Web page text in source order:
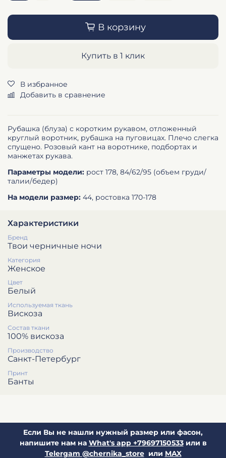
В корзину
Купить в 1 клик
В избранное
Добавить в сравнение
Рубашка (блуза) с коротким рукавом, отложенный
круглый воротник, рубашка на пуговицах. Плечо слегка
спущено. Розовый кант на воротнике, подбортах и
манжетах рукава.
Параметры модели: рост 178, 84/62/95 (объем груди/
талии/бедер)
На модели размер: 44, ростовка 170-178
Характеристики
Бренд
Твои черничные ночи
Категория
Женское
Цвет
Белый
Используемая ткань
Вискоза
Состав ткани
100% вискоза
Производство
Санкт-Петербург
Принт
Банты
Если Вы не нашли нужный размер или фасон,
напишите нам на What's app +79697150533или в
Telergam @chernika_storeили MAX